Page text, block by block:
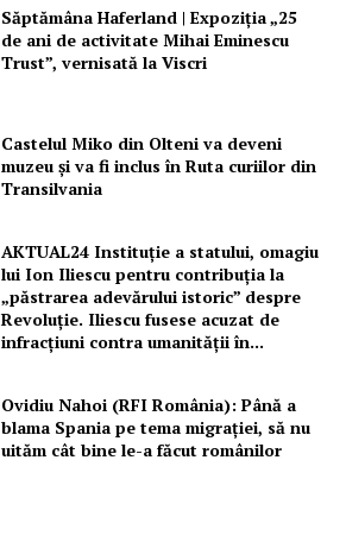
Săptămâna Haferland | Expoziţia „25
de ani de activitate Mihai Eminescu
Trust”, vernisată la Viscri
Castelul Miko din Olteni va deveni
muzeu şi va fi inclus în Ruta curiilor din
Transilvania
AKTUAL24 Instituție a statului, omagiu
lui Ion Iliescu pentru contribuția la
„păstrarea adevărului istoric” despre
Revoluție. Iliescu fusese acuzat de
infracțiuni contra umanității în...
Ovidiu Nahoi (RFI România): Până a
blama Spania pe tema migrației, să nu
uităm cât bine le-a făcut românilor